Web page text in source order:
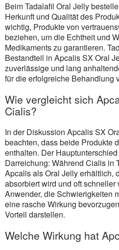
Beim Tadalafil Oral Jelly
Herkunft und Qualität des
wichtig, Produkte von
beziehen, um die Echtheit und
Medikaments zu garantieren.
Bestandteil in Apcalis SX Oral
zuverlässige und lang
für die erfolgreiche Behandlung
Wie vergleicht sich
Cialis?
In der Diskussion Apcalis SX
beachten, dass beide Produkte
enthalten. Der
Darreichung: Während Cialis in
Apcalis als Oral Jelly erhältlich,
absorbiert wird und oft schneller
Anwender, die Schwierigkeiten
eine rasche Wirkung
Vorteil darstellen.
Welche Wirkung hat